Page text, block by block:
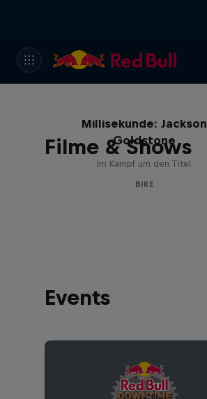
Filme & Shows
Millisekunde: Jackson
Goldstone
Im Kampf um den Titel
BIKE
Events